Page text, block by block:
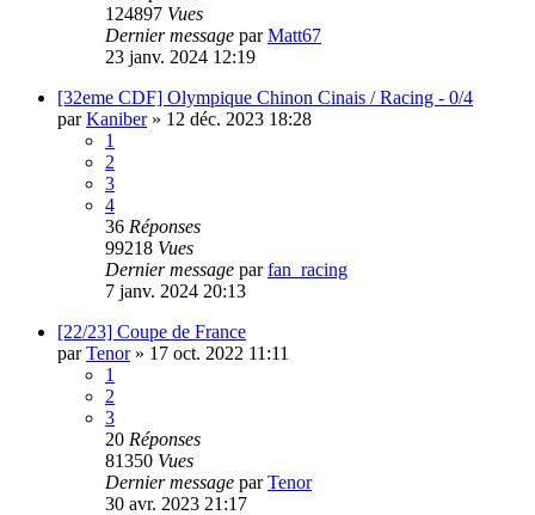
124897 Vues
Dernier message parMatt67
23 janv. 2024 12:19
[32eme CDF] Olympique Chinon Cinais / Racing - 0/4
parKaniber» 12 déc. 2023 18:28
1
2
3
4
36 Réponses
99218 Vues
Dernier message parfan_racing
7 janv. 2024 20:13
[22/23] Coupe de France
parTenor» 17 oct. 2022 11:11
1
2
3
20 Réponses
81350 Vues
Dernier message parTenor
30 avr. 2023 21:17